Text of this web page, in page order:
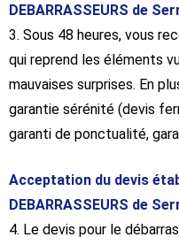
DEBARRASSEURS de
3. Sous 48 heures, vous
qui reprend les éléments
mauvaises surprises. En
garantie sérénité (devis
garanti de ponctualité,
Acceptation du devis
DEBARRASSEURS de
4. Le devis pour le